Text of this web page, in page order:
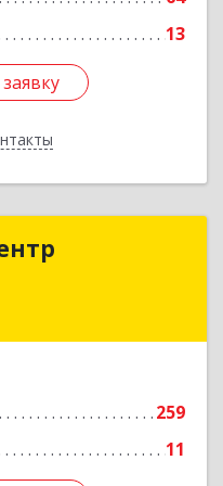
13
259
11
Центр
Плюс"
Подробнее